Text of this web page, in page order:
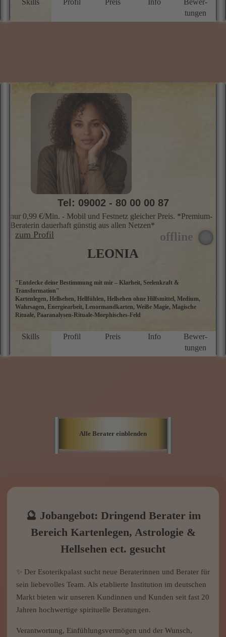
Skills Profil Preis Info
Bewer­
tungen
LEONIA
"Entdecke deine Bestimmung mit mir – Klarheit, Seelenkraft &
Transformation"
Kartenlegen, Hellsehen, Hellfühlen, Hellsehen ohne Hilfsmittel, Medium,
Wahrsagen, Energiearbeit, Lenormandkarten, Weiße Magie, Magische
Rituale, Paaranalysen-Rituale-Morphisches-Feld
Skills Profil Preis Info
Bewer­
tungen
Tel: 09002 - 80 00 00 87
nur 0,99 €/Min. - Mobil und Festnetz gleicher Preis. *Premium-
Beraterin dauerhaft günstig aus allen Netzen*
zum Profil
Alle Berater einblenden
🔮 Jobangebot: Dringend Berater im
Bereich Kartenlegen, Astrologie &
Hellsehen ect. gesucht
✨ Der Esoterikpalast sucht neue Beraterinnen und Berater für
sein liebevolles Team. Als etablierte Institution im deutschen
Markt bieten wir unseren Kundinnen und Kunden seit fast 20
Jahren hochwertige spirituelle Beratungen.
Verantwortung, Einfühlungsvermögen und der Wunsch,